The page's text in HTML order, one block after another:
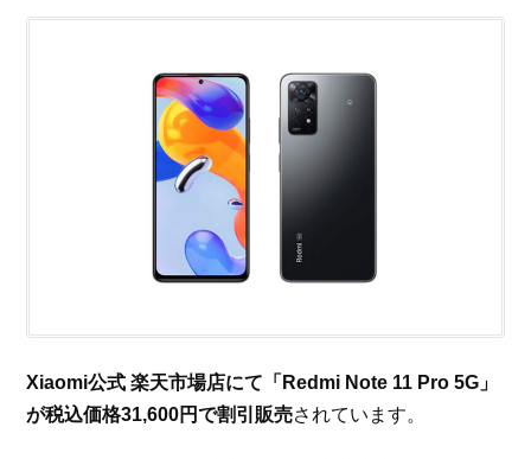
Xiaomi公式 楽天市場店にて「Redmi Note 11 Pro 5G」
が税込価格31,600円で割引販売されています。